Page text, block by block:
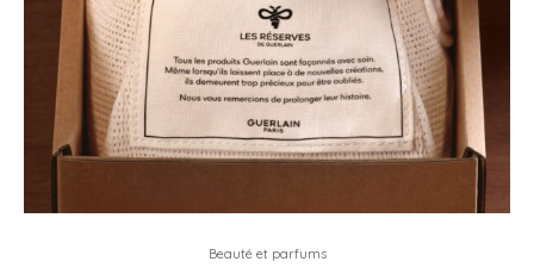
Beauté et parfums